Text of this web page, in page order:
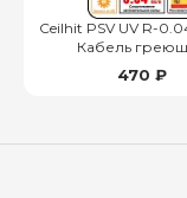
Ceilhit PSV UV R-
Кабель
одножильный
на отрез
470 ₽